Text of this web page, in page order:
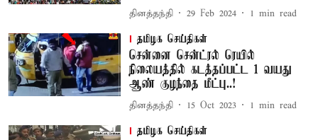
தினத்தந்தி 29 Feb 2024 1 min read
தமிழக செய்திகள்
சென்னை சென்ட்ரல் ரெயில்
நிலையத்தில் கடத்தப்பட்ட 1 வயது
ஆண் குழந்தை மீட்பு..!
தினத்தந்தி 15 Oct 2023 1 min read
தமிழக செய்திகள்